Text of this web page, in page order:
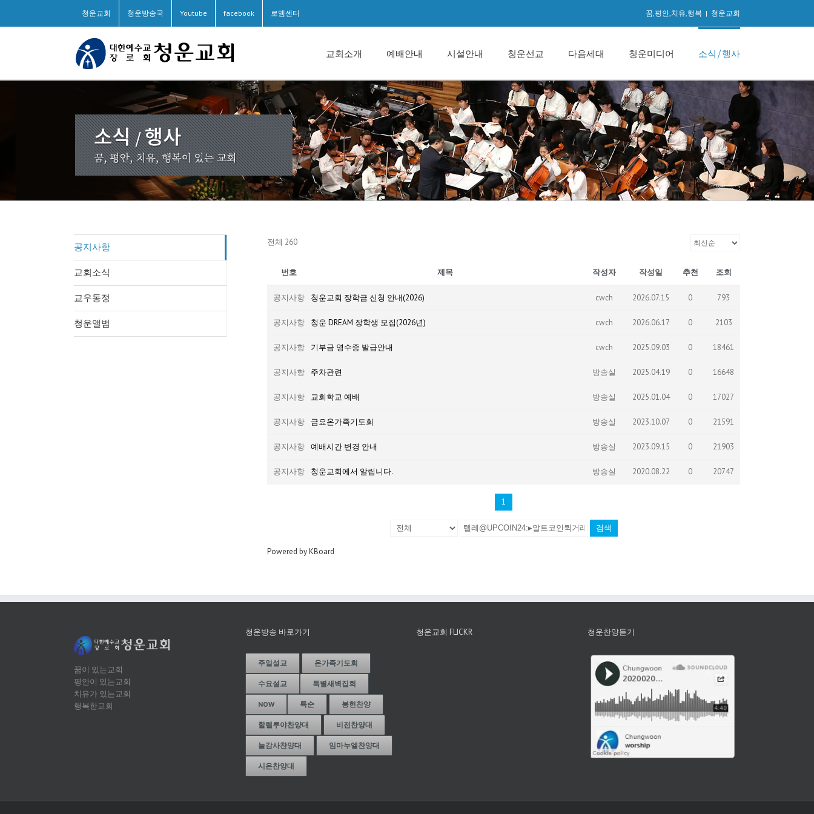
청운교회 청운방송국 Youtube facebook 로뎀센터 꿈,평안,치유,행복 | 청운교회
교회소개 예배안내 시설안내 청운선교 다음세대 청운미디어 소식/행사
전체 260
번호 제목 작성자 작성일 추천 조회
공지사항 청운교회 장학금 신청 안내(2026) cwch 2026.07.15 0 793
공지사항 청운 DREAM 장학생 모집(2026년) cwch 2026.06.17 0 2103
공지사항 기부금 영수증 발급안내 cwch 2025.09.03 0 18461
공지사항 주차관련 방송실 2025.04.19 0 16648
공지사항 교회학교 예배 방송실 2025.01.04 0 17027
공지사항 금요온가족기도회 방송실 2023.10.07 0 21591
공지사항 예배시간 변경 안내 방송실 2023.09.15 0 21903
공지사항 청운교회에서 알립니다. 방송실 2020.08.22 0 20747
1
검색
Powered by KBoard
공지사항
교회소식
교우동정
청운앨범
꿈이 있는교회
평안이 있는교회
치유가 있는교회
행복한교회
청운방송 바로가기
주일설교 온가족기도회
수요설교 특별새벽집회
NOW 특순 봉헌찬양
할렐루야찬양대 비전찬양대
늘감사찬양대 임마누엘찬양대
시온찬양대
청운교회 FLICKR 청운찬양듣기